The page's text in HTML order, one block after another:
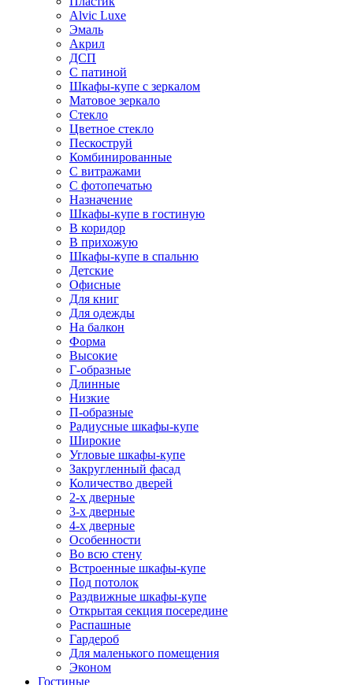
Alvic Luxe
Эмаль
Акрил
ДСП
С патиной
Шкафы-купе с зеркалом
Матовое зеркало
Стекло
Цветное стекло
Пескоструй
Комбинированные
С витражами
С фотопечатью
Назначение
Шкафы-купе в гостиную
В коридор
В прихожую
Шкафы-купе в спальню
Детские
Офисные
Для книг
Для одежды
На балкон
Форма
Высокие
Г-образные
Длинные
Низкие
П-образные
Радиусные шкафы-купе
Широкие
Угловые шкафы-купе
Закругленный фасад
Количество дверей
2-х дверные
3-х дверные
4-х дверные
Особенности
Во всю стену
Встроенные шкафы-купе
Под потолок
Раздвижные шкафы-купе
Открытая секция посередине
Распашные
Гардероб
Для маленького помещения
Эконом
Гостиные